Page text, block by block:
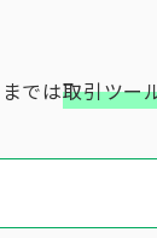
では取引ツー